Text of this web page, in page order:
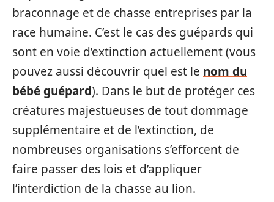
braconnage et de chasse entreprises par la
race humaine. C’est le cas des guépards qui
sont en voie d’extinction actuellement (vous
pouvez aussi découvrir quel est le nom du
bébé guépard). Dans le but de protéger ces
créatures majestueuses de tout dommage
supplémentaire et de l’extinction, de
nombreuses organisations s’efforcent de
faire passer des lois et d’appliquer
l’interdiction de la chasse au lion.